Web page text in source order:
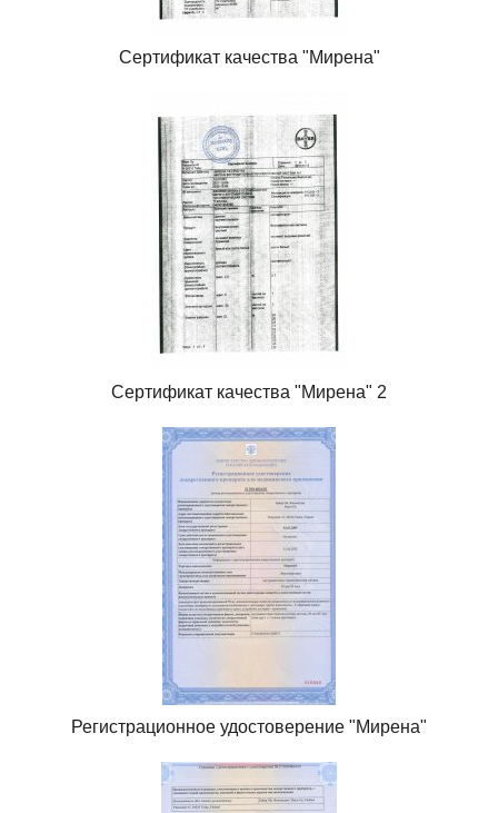
Сертификат качества "Мирена"
Сертификат качества "Мирена" 2
Регистрационное удостоверение "Мирена"